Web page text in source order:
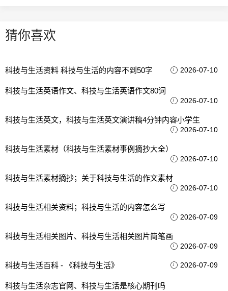
猜你喜欢
科技与生活资料 科技与生活的内容不到50字 2026-07-10
科技与生活英语作文、科技与生活英语作文80词
2026-07-10
科技与生活英文，科技与生活英文演讲稿4分钟内容小学生
2026-07-10
科技与生活素材（科技与生活素材事例摘抄大全）
2026-07-10
科技与生活素材摘抄；关于科技与生活的作文素材
2026-07-10
科技与生活相关资料；科技与生活的内容怎么写
2026-07-09
科技与生活相关图片、科技与生活相关图片简笔画
2026-07-09
科技与生活百科 - 《科技与生活》 2026-07-09
科技与生活杂志官网、科技与生活是核心期刊吗